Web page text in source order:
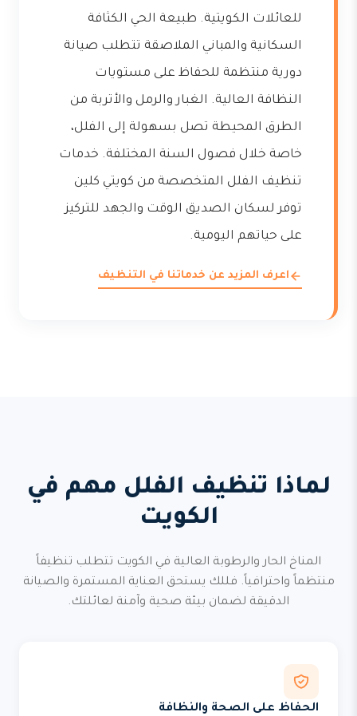
للعائلات الكويتية. طبيعة الحي الكثافة
السكانية والمباني الملاصقة تتطلب صيانة
دورية منتظمة للحفاظ على مستويات
النظافة العالية. الغبار والرمل والأتربة من
الطرق المحيطة تصل بسهولة إلى الفلل،
خاصة خلال فصول السنة المختلفة. خدمات
تنظيف الفلل المتخصصة من كويتي كلين
توفر لسكان الصديق الوقت والجهد للتركيز
على حياتهم اليومية.
اعرف المزيد عن خدماتنا في التنظيف
لماذا تنظيف الفلل مهم في
الكويت
المناخ الحار والرطوبة العالية في الكويت تتطلب تنظيفاً
منتظماً واحترافياً. فللك يستحق العناية المستمرة والصيانة
الدقيقة لضمان بيئة صحية وآمنة لعائلتك.
الحفاظ على الصحة والنظافة